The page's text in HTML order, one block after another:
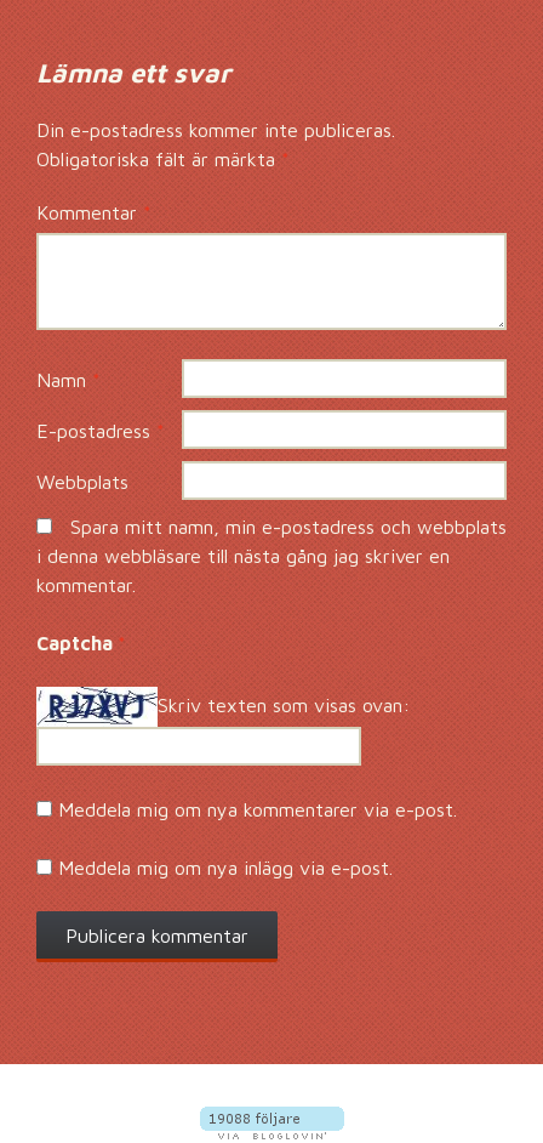
Lämna ett svar
Din e-postadress kommer inte publiceras.
Obligatoriska fält är märkta*
Kommentar*
Namn *
E-postadress *
Webbplats
Spara mitt namn, min e-postadress och webbplats
i denna webbläsare till nästa gång jag skriver en
kommentar.
Captcha *
Skriv texten som visas ovan:
Meddela mig om nya kommentarer via e-post.
Meddela mig om nya inlägg via e-post.